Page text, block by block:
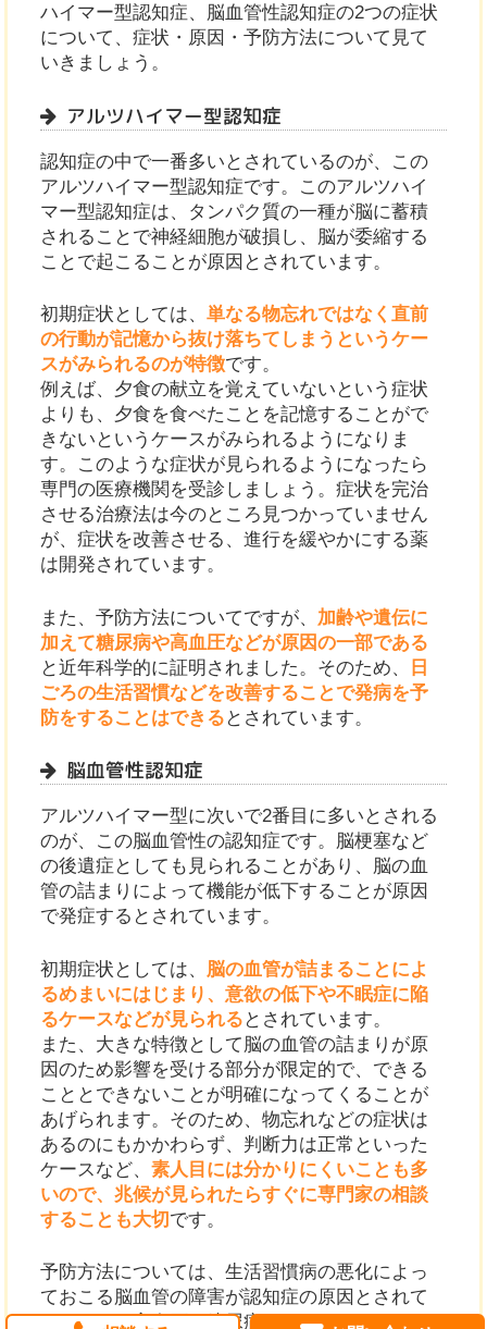
ハイマー型認知症、脳血管性認知症の2つの症状
について、症状・原因・予防方法について見て
いきましょう。
アルツハイマー型認知症
認知症の中で一番多いとされているのが、この
アルツハイマー型認知症です。このアルツハイ
マー型認知症は、タンパク質の一種が脳に蓄積
されることで神経細胞が破損し、脳が委縮する
ことで起こることが原因とされています。
初期症状としては、単なる物忘れではなく直前
の行動が記憶から抜け落ちてしまうというケー
スがみられるのが特徴です。
例えば、夕食の献立を覚えていないという症状
よりも、夕食を食べたことを記憶することがで
きないというケースがみられるようになりま
す。このような症状が見られるようになったら
専門の医療機関を受診しましょう。症状を完治
させる治療法は今のところ見つかっていません
が、症状を改善させる、進行を緩やかにする薬
は開発されています。
また、予防方法についてですが、 加齢や遺伝に
加えて糖尿病や高血圧などが原因の一部である
と近年科学的に証明されました。そのため、
日
ごろの生活習慣などを改善することで発病を予
防をすることはできる とされています。
脳血管性認知症
アルツハイマー型に次いで2番目に多いとされる
のが、この脳血管性の認知症です。脳梗塞など
の後遺症としても見られることがあり、脳の血
管の詰まりによって機能が低下することが原因
で発症するとされています。
初期症状としては、 脳の血管が詰まることによ
るめまいにはじまり、意欲の低下や不眠症に陥
るケースなどが見られる とされています。
また、大きな特徴として脳の血管の詰まりが原
因のため影響を受ける部分が限定的で、できる
こととできないことが明確になってくることが
あげられます。そのため、物忘れなどの症状は
あるのにもかかわらず、判断力は正常といった
ケースなど、素人目には分かりにくいことも多
いので、兆候が見られたらすぐに専門家の相談
することも大切 です。
予防方法については、生活習慣病の悪化によっ
ておこる脳血管の障害が認知症の原因とされて
いるため、高血圧や糖尿病にならないように、